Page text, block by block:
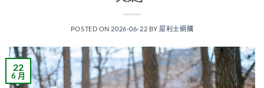
POSTED ON 2026-06-22 BY 犀利士網購
22
6 月